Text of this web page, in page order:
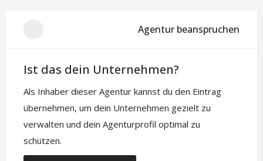
Agentur beanspruchen
Ist das dein Unternehmen?
Als Inhaber dieser Agentur kannst du den Eintrag
übernehmen, um dein Unternehmen gezielt zu
verwalten und dein Agenturprofil optimal zu
schützen.